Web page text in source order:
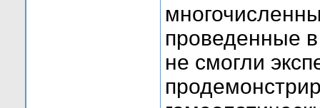
проведенные
не смогли